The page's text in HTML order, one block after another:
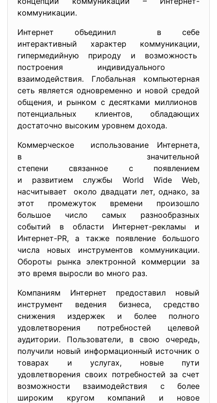
коммуникации.
Интернет объединил в себе
интерактивный характер коммуникации,
гипермедийную природу и возможность
построения индивидуального
взаимодействия. Глобальная компьютерная
сеть является одновременно и новой средой
общения, и рынком с десятками миллионов
потенциальных клиентов, обладающих
достаточно высоким уровнем дохода.
Коммерческое использование Интернета,
в значительной
степени связанное с появлением
и развитием службы World Wide Web,
насчитывает около двадцати лет, однако, за
этот промежуток времени произошло
большое число самых разнообразных
событий в области Интернет-рекламы и
Интернет-PR, а также появление большого
числа новых инструментов коммуникации.
Обороты рынка электронной коммерции за
это время выросли во много раз.
Компаниям Интернет предоставил новый
инструмент ведения бизнеса, средство
снижения издержек и более полного
удовлетворения потребностей целевой
аудитории. Пользователи, в свою очередь,
получили новый информационный источник о
товарах и услугах, новые пути
удовлетворения своих потребностей за счет
возможности взаимодействия с более
широким кругом компаний и новое